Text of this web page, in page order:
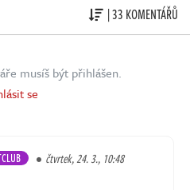
| 33 KOMENTÁŘŮ
musíš být přihlášen.
se
čtvrtek, 24. 3., 10:48